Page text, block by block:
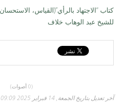
كتاب “الاجتهاد بالرأي”(القياس،
للشيخ عبد الوهاب خلاف
(0 أصوات)
آخر تعديل بتاريخ الجمعة, 14 فبراير 2025 09:09